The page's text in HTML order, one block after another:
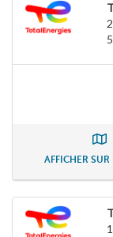
AFFICHER SUR